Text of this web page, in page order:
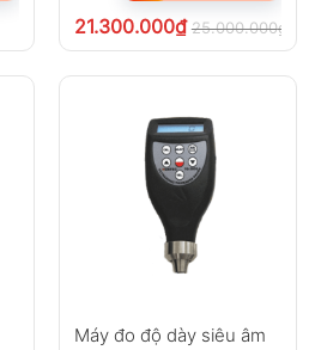
21.300.000₫ 25.000.000₫
Máy đo độ dày siêu âm